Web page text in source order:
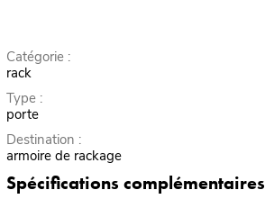
Catégorie :
rack
Type :
porte
Destination :
armoire de rackage
Spécifications complémentaires